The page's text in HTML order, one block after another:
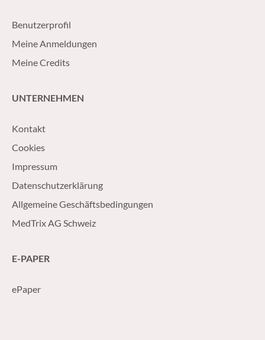
Benutzerprofil
Meine Anmeldungen
Meine Credits
UNTERNEHMEN
Kontakt
Cookies
Impressum
Datenschutzerklärung
Allgemeine Geschäftsbedingungen
MedTrix AG Schweiz
E-PAPER
ePaper